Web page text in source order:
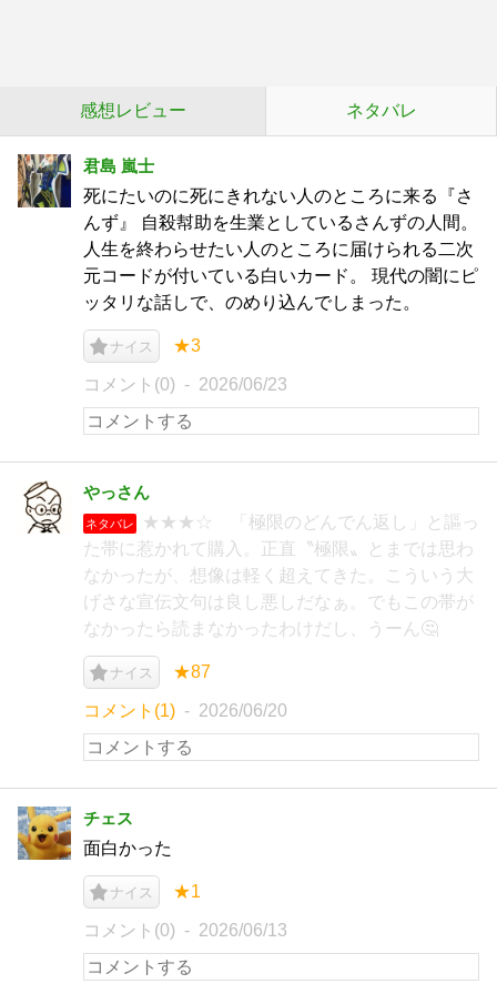
感想レビュー ネタバレ
君島 嵐士
死にたいのに死にきれない人のところに来る『さ
んず』 自殺幇助を生業としているさんずの人間。
人生を終わらせたい人のところに届けられる二次
元コードが付いている白いカード。 現代の闇にピ
ッタリな話しで、のめり込んでしまった。
ナイス ★3
コメント(0) 2026/06/23
やっさん
ネタバレ
★★★☆ 「極限のどんでん返し」と謳っ
た帯に惹かれて購入。正直〝極限〟とまでは思わ
なかったが、想像は軽く超えてきた。こういう大
げさな宣伝文句は良し悪しだなぁ。でもこの帯が
なかったら読まなかったわけだし、うーん🤔
ナイス ★87
コメント(1) 2026/06/20
チェス
面白かった
ナイス ★1
コメント(0) 2026/06/13